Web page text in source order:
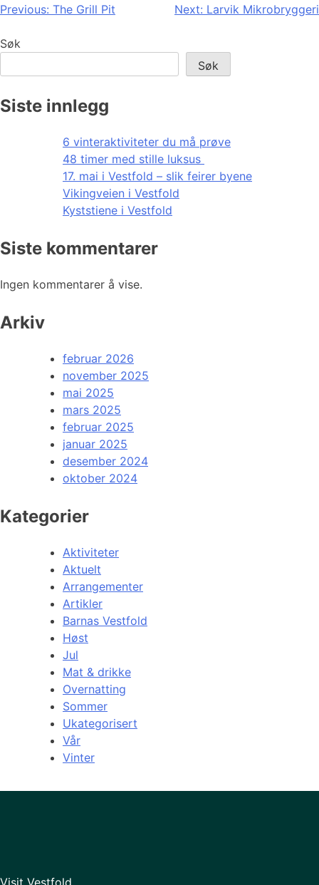
Innleggsnavigasjon
Previous: The Grill Pit Next: Larvik Mikrobryggeri
Søk
Søk
Siste innlegg
6 vinteraktiviteter du må prøve
48 timer med stille luksus
17. mai i Vestfold – slik feirer byene
Vikingveien i Vestfold
Kyststiene i Vestfold
Siste kommentarer
Ingen kommentarer å vise.
Arkiv
februar 2026
november 2025
mai 2025
mars 2025
februar 2025
januar 2025
desember 2024
oktober 2024
Kategorier
Aktiviteter
Aktuelt
Arrangementer
Artikler
Barnas Vestfold
Høst
Jul
Mat & drikke
Overnatting
Sommer
Ukategorisert
Vår
Vinter